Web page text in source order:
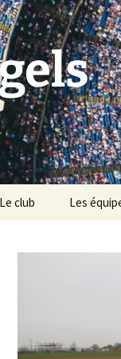
Le club
Les règles du baseball &
Les